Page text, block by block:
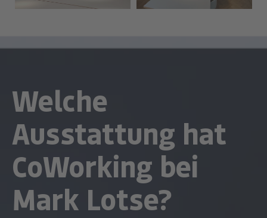
Welche
Ausstattung hat
CoWorking bei
Mark Lotse?